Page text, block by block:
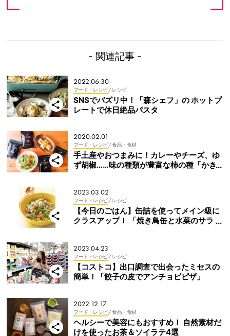
- 関連記事 -
2022.06.30
フード・レシピ/ レシピ
SNSでバズリ中！「森シェフ」の ホットプ
レートで休日絶品パスタ
2020.02.01
フード・レシピ/ 食品・食材
手土産やおつまみに！カレーやチーズ、ゆ
ず胡椒……味の種類が豊富な柿の種「かき
2023.03.02
フード・レシピ/ レシピ
【今日のごはん】缶詰を使ってメイン級に
クラスアップ！ 「焼き鳥缶と水菜のサラ
2023.04.23
フード・レシピ/ レシピ
【コストコ】出口調査で出会ったミセスの
簡単！「餃子の皮でアンチョビピザ」
2022.12.17
フード・レシピ/ 食品・食材
ヘルシーで美容にもおすすめ！ 自然素材だ
けを使ったお茶＆ソイラテ4選